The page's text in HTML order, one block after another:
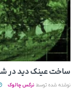
ساخت عینک دید در
نوشته شده توسط نرگس چالوک